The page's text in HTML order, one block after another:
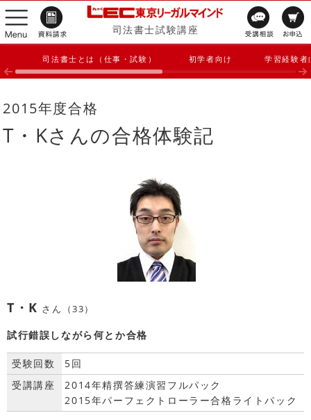
司法書士試験講座
司法書士とは（仕事・試験） 初学者向け 学習経験者
2015年度合格
T・Kさんの合格体験記
T・K さん（33）
試行錯誤しながら何とか合格
受験回数
5回
受講講座
2014年精撰答練演習フルパック
2015年パーフェクトローラー合格ライトパック